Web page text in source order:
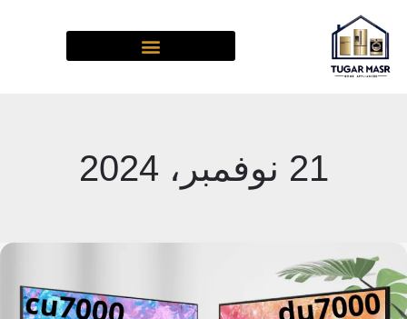
إلى
المحتوى
21 نوفمبر، 2024
الفرق
بين
شاشات